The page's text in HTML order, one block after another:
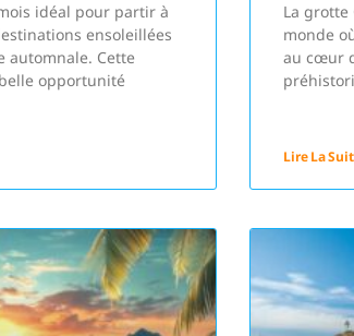
idéal pour partir à
ensoleillées
automnale. Cette
opportunité
La
monde
au cœur
Lire La